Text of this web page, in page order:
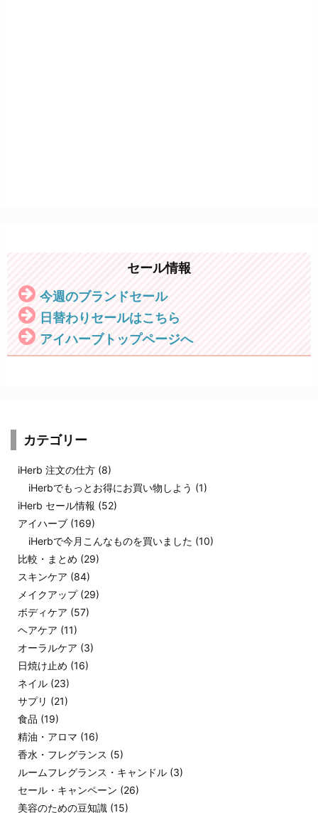
セール情報
今週のブランドセール
日替わりセールはこちら
アイハーブトップページへ
カテゴリー
iHerb 注文の仕方 (8)
iHerbでもっとお得にお買い物しよう (1)
iHerb セール情報 (52)
アイハーブ (169)
iHerbで今月こんなものを買いました (10)
比較・まとめ (29)
スキンケア (84)
メイクアップ (29)
ボディケア (57)
ヘアケア (11)
オーラルケア (3)
日焼け止め (16)
ネイル (23)
サプリ (21)
食品 (19)
精油・アロマ (16)
香水・フレグランス (5)
ルームフレグランス・キャンドル (3)
セール・キャンペーン (26)
美容のための豆知識 (15)